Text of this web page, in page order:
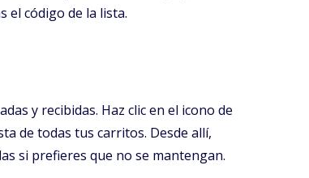
el código de la lista.
y recibidas. Haz clic en el icono de
de todas tus carritos. Desde allí,
si prefieres que no se mantengan.